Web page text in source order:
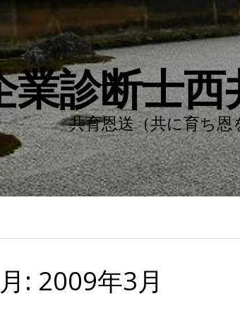
業診断士
共育恩送（共に育ち恩
月: 2009年3月